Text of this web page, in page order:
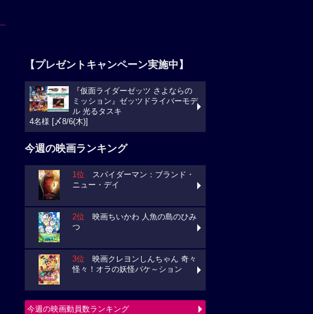
【プレゼントキャンペーン実施中】
『仮面ライダーゼッツ さよならの
ミッション』ゼッツドライバーモデ
ル 光るタスキ
4名様 [〆8/6(木)]
今週の映画ランキング
1位 スパイダーマン：ブランド・
ニュー・デイ
2位 映画ちいかわ 人魚の島のひみ
つ
3位 映画クレヨンしんちゃん 奇々
怪々！オラの妖怪バケ～ション
今週の映画動員数ランキング